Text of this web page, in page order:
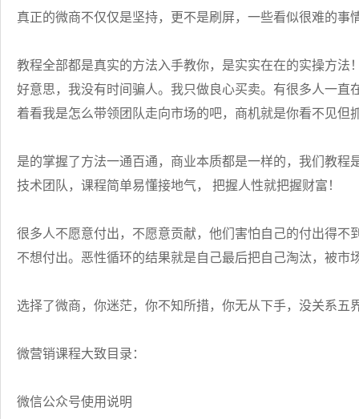
真正的微商不仅仅是坚持，更不是刷屏，一些看似很难的
教程全部都是真实的方法入手教你，是实实在在的实操方法
好意思，我没有时间骗人。我只做良心买卖。有很多人一
着看我是怎么带领团队走向市场的吧，商机就是你看不见但
是的掌握了方法一通百通，商业本质都是一样的，我们教
技术团队，课程简单易懂接地气， 把握人性就把握财富！
很多人不愿意付出，不愿意贡献，他们害怕自己的付出得
不想付出。恶性循环的结果就是自己最后把自己淘汰，被市
选择了微商，你迷茫，你不知所措，你无从下手，没关系
微营销课程大致目录：
微信公众号使用说明